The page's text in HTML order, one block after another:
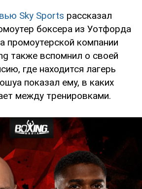
Sky Sports рассказал
боксера из Уотфорда
промоутерской компании
также вспомнил о своей
где находится лагерь
показал ему, в каких
между тренировками.